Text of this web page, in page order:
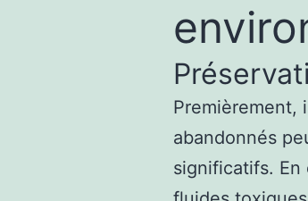
Premièrement,
abandonnés
significatifs.